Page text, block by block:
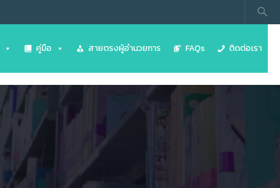
คู่มือ สายตรงผู้อำนวยการ FAQs ติดต่อเรา